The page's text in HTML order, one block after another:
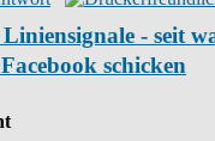
- seit